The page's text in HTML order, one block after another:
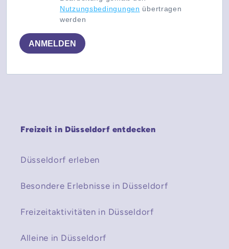
Nutzungsbedingungen übertragen
werden
ANMELDEN
Freizeit in Düsseldorf entdecken
Düsseldorf erleben
Besondere Erlebnisse in Düsseldorf
Freizeitaktivitäten in Düsseldorf
Alleine in Düsseldorf